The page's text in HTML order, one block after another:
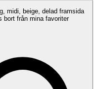
midi, beige, delad framsida
bort från mina favoriter